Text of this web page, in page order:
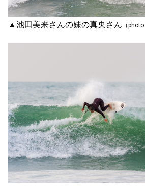
▲池田美来さんの妹の真央さん （